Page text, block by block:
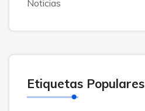
Noticias
Etiquetas Populares